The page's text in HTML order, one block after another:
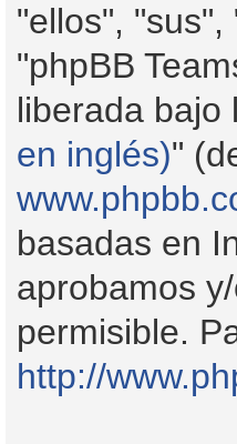
"ellos",
"phpBB
liberada bajo
en inglés)"
basadas en
aprobamos
permisible.
http://